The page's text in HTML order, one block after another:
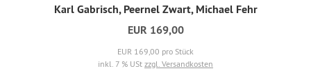
Karl Gabrisch, Peernel Zwart, Michael Fehr
EUR 169,00
EUR 169,00 pro Stück
inkl. 7 % USt zzgl. Versandkosten